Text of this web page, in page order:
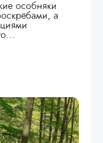
особняки
а